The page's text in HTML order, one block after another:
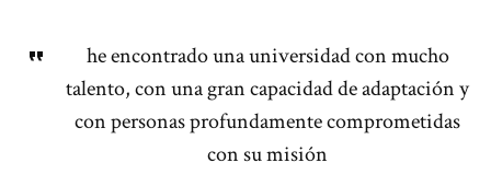
he encontrado una universidad con mucho
talento, con una gran capacidad de adaptación y
con personas profundamente comprometidas
con su misión